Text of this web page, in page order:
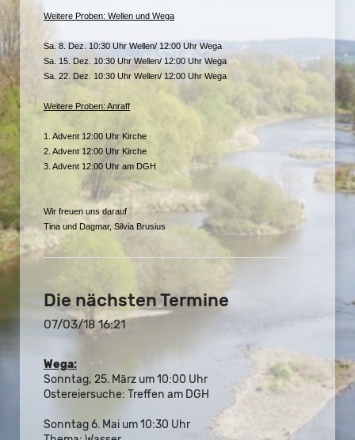
Weitere Proben: Wellen und Wega
Sa. 8. Dez. 10:30 Uhr Wellen/ 12:00 Uhr Wega
Sa. 15. Dez. 10:30 Uhr Wellen/ 12:00 Uhr Wega
Sa. 22. Dez. 10:30 Uhr Wellen/ 12:00 Uhr Wega
Weitere Proben: Anraff
1. Advent 12:00 Uhr Kirche
2. Advent 12:00 Uhr Kirche
3. Advent 12:00 Uhr am DGH
Wir freuen uns darauf
Tina und Dagmar, Silvia Brusius
Die nächsten Termine
07/03/18 16:21
Wega:
Sonntag, 25. März um 10:00 Uhr
Ostereiersuche: Treffen am DGH
Sonntag 6. Mai um 10:30 Uhr